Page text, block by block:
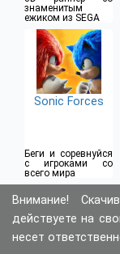
знаменитым
ежиком из SEGA
Sonic Forces
Беги и соревнуйся
с игроками со
всего мира
Внимание!
действуете на
несет